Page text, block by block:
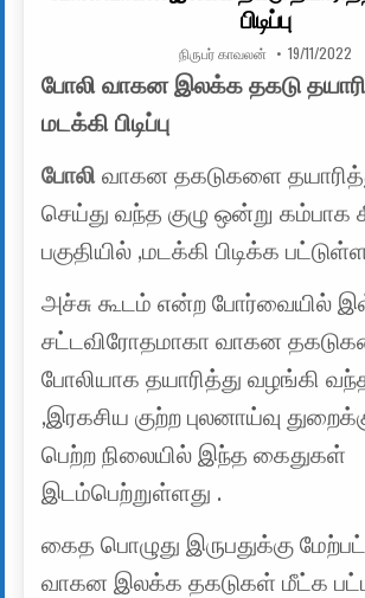
பிடிப்பு
AUTHOR:
நிருபர் காவலன் PUBLISHED
19/11/2022
போலி வாகன இலக்க தகடு
மடக்கி பிடிப்பு
போலி வாகன தகடுகளை
செய்து வந்த குழு ஒன்று கம்பாக
பகுதியில் ,மடக்கி பிடிக்க
அச்சு கூடம் என்ற போர்வையில்
சட்டவிரோதமாகா வாகன
போலியாக தயாரித்து வழங்கி
,இரகசிய குற்ற புலனாய்வு
பெற்ற நிலையில் இந்த கைதுகள்
இடம்பெற்றுள்ளது .
கைத பொழுது இருபதுக்கு
வாகன இலக்க தகடுகள் மீட்க